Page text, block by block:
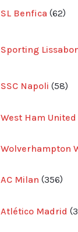
SL Benfica 62
Sporting
SSC Napoli 58
West Ham United
Wolverhampton
AC Milan 356
Atlético Madrid